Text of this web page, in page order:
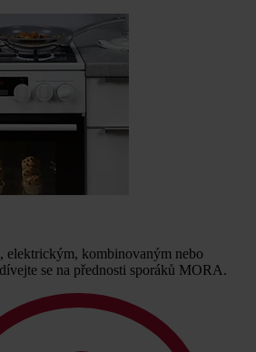
elektrickým, kombinovaným nebo
se na přednosti sporáků MORA.